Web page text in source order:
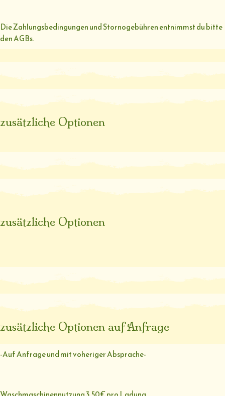
Die Zahlungsbedingungen und Stornogebühren entnimmst du bitte
den AGBs.
zusätzliche Optionen
zusätzliche Optionen
zusätzliche Optionen auf Anfrage
-Auf Anfrage und mit voheriger Absprache-